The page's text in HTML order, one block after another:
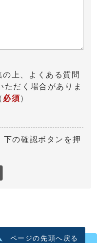
上、よくある質問
だく場合がありま
必須）
下の確認ボタンを押
ページの先頭へ戻る